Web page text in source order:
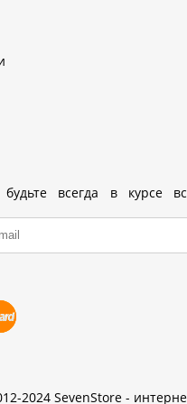
всегда в курсе
2024 SevenStore -